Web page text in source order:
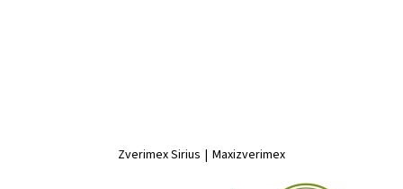
Zverimex Sirius | Maxizverimex